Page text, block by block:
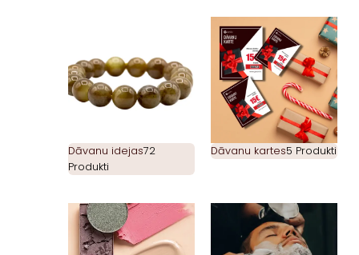
Dāvanu idejas72
Produkti
Dāvanu kartes5 Produkti